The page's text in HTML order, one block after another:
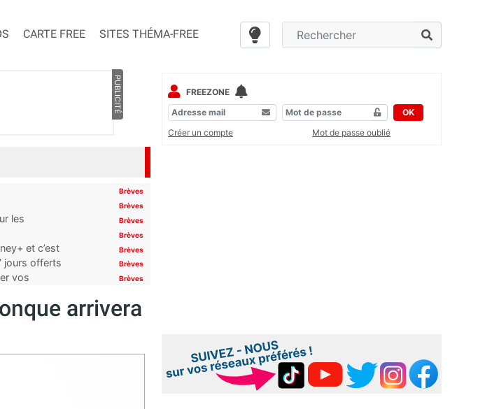
CARTE FREE SITES THÉMA-FREE
PUBLICITÉ
Brèves
Brèves
les
Brèves
Brèves
et c’est
Brèves
jours offerts Brèves
vos
Brèves
arrivera
FREEZONE
OK
Créer un compte
Mot de passe oublié